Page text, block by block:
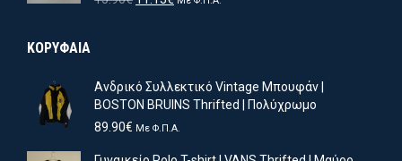
ΚΟΡΥΦΑΙΑ
Ανδρικό Συλλεκτικό Vintage Μπουφάν |
BOSTON BRUINS Thrifted | Πολύχρωμο
89.90€ Με Φ.Π.Α.